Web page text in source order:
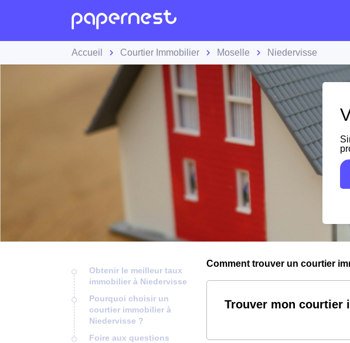
Accueil Courtier Immobilier Moselle Niedervisse
Obtenir le meilleur taux
immobilier à Niedervisse
Pourquoi choisir un
courtier immobilier à
Niedervisse ?
Foire aux questions
Comment trouver un courtier
Trouver mon courtier